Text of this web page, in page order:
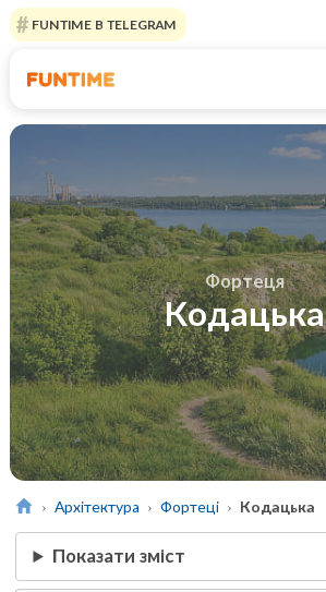
FUNTIME В TELEGRAM
Фортеця
Кодацька
Архітектура Фортеці Кодацька
Показати зміст